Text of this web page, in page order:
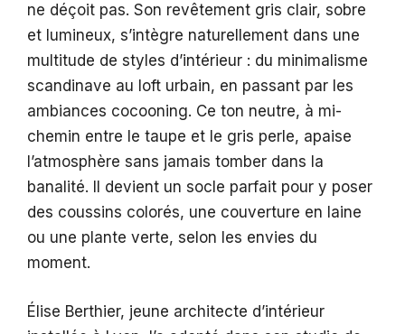
ne déçoit pas. Son revêtement gris clair, sobre
et lumineux, s’intègre naturellement dans une
multitude de styles d’intérieur : du minimalisme
scandinave au loft urbain, en passant par les
ambiances cocooning. Ce ton neutre, à mi-
chemin entre le taupe et le gris perle, apaise
l’atmosphère sans jamais tomber dans la
banalité. Il devient un socle parfait pour y poser
des coussins colorés, une couverture en laine
ou une plante verte, selon les envies du
moment.
Élise Berthier, jeune architecte d’intérieur